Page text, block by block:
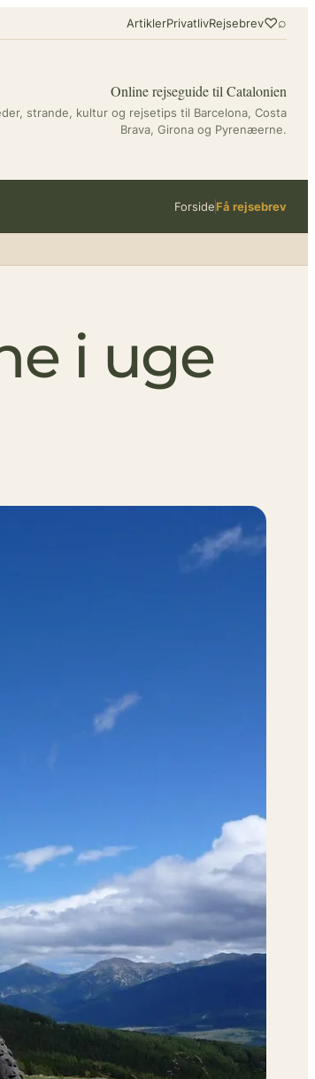
ArtiklerPrivatlivRejsebrev♡⌕
Online rejseguide til Catalonien
strande, kultur og rejsetips til Barcelona, Costa
Brava, Girona og Pyrenæerne.
ForsideFå rejsebrev
i uge